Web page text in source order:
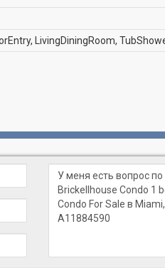
LivingDiningRoom,